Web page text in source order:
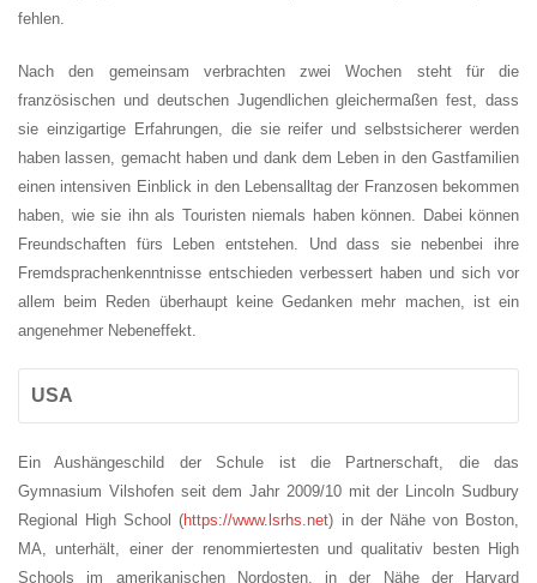
fehlen.
Nach den gemeinsam verbrachten zwei Wochen steht für die
französischen und deutschen Jugendlichen gleichermaßen fest, dass
sie einzigartige Erfahrungen, die sie reifer und selbstsicherer werden
haben lassen, gemacht haben und dank dem Leben in den Gastfamilien
einen intensiven Einblick in den Lebensalltag der Franzosen bekommen
haben, wie sie ihn als Touristen niemals haben können. Dabei können
Freundschaften fürs Leben entstehen. Und dass sie nebenbei ihre
Fremdsprachenkenntnisse entschieden verbessert haben und sich vor
allem beim Reden überhaupt keine Gedanken mehr machen, ist ein
angenehmer Nebeneffekt.
USA
Ein Aushängeschild der Schule ist die Partnerschaft, die das
Gymnasium Vilshofen seit dem Jahr 2009/10 mit der Lincoln Sudbury
Regional High School (https://www.lsrhs.net) in der Nähe von Boston,
MA, unterhält, einer der renommiertesten und qualitativ besten High
Schools im amerikanischen Nordosten, in der Nähe der Harvard